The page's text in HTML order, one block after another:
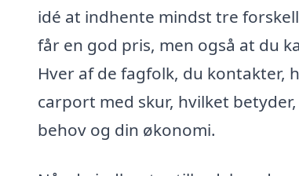
idé at indhente mindst tre
får en god pris, men også at du
Hver af de fagfolk, du kontakter,
carport med skur, hvilket
behov og din økonomi.